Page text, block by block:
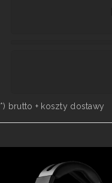
*) brutto + koszty dostawy